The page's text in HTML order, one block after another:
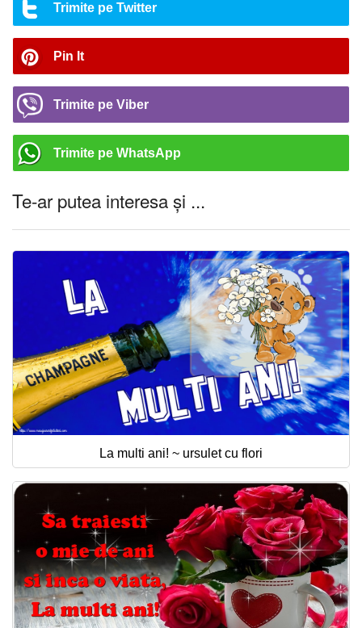
Trimite pe Twitter
Pin It
Trimite pe Viber
Trimite pe WhatsApp
Te-ar putea interesa și ...
La multi ani! ~ ursulet cu flori